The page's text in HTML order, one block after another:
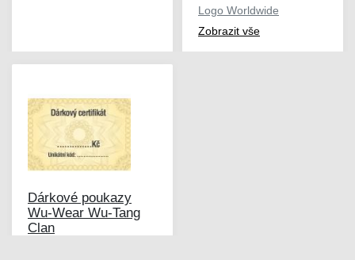
Logo Worldwide
Zobrazit vše
Dárkové poukazy
Wu-Wear Wu-Tang
Clan